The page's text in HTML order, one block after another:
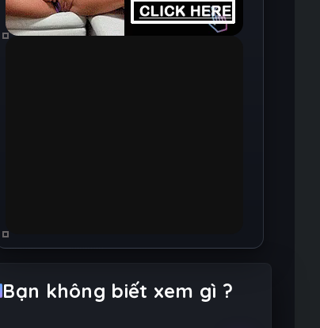
Bạn không biết xem gì ?